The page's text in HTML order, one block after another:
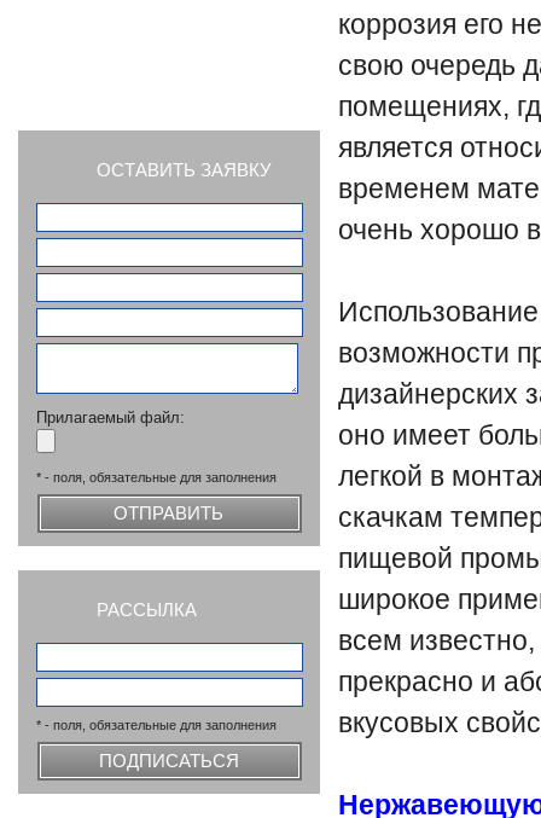
ОСТАВИТЬ ЗАЯВКУ
Прилагаемый файл:
* - поля, обязательные для заполнения
ОТПРАВИТЬ
РАССЫЛКА
* - поля, обязательные для заполнения
ПОДПИСАТЬСЯ
коррозия его
свою очередь
помещениях,
является
временем
очень хорошо
возможности
дизайнерских
оно имеет
легкой в
скачкам
пищевой
широкое
всем
прекрасно и
вкусовых